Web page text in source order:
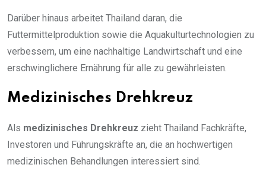
Darüber hinaus arbeitet Thailand daran, die
Futtermittelproduktion sowie die Aquakulturtechnologien zu
verbessern, um eine nachhaltige Landwirtschaft und eine
erschwinglichere Ernährung für alle zu gewährleisten.
Medizinisches Drehkreuz
Als medizinisches Drehkreuz zieht Thailand Fachkräfte,
Investoren und Führungskräfte an, die an hochwertigen
medizinischen Behandlungen interessiert sind.